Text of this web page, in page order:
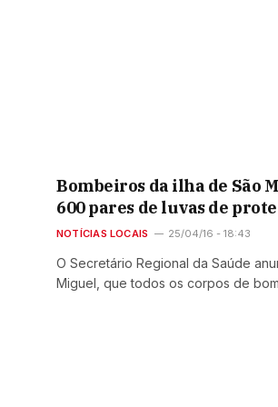
Bombeiros da ilha de São
600 pares de luvas de
NOTÍCIAS LOCAIS 25/04/16 - 18:43
O Secretário Regional da Saúde
Miguel, que todos os corpos de